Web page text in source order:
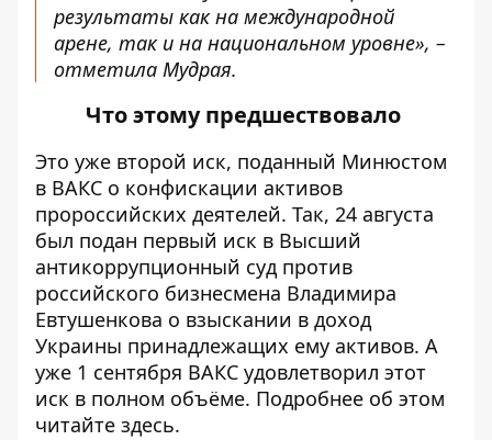
результаты как на международной
арене, так и на национальном уровне», –
отметила Мудрая.
Что этому предшествовало
Это уже второй иск, поданный Минюстом
в ВАКС о конфискации активов
пророссийских деятелей. Так, 24 августа
был подан первый иск в Высший
антикоррупционный суд против
российского бизнесмена Владимира
Евтушенкова о взыскании в доход
Украины принадлежащих ему активов. А
уже 1 сентября ВАКС удовлетворил этот
иск в полном объёме. Подробнее об этом
читайте здесь.